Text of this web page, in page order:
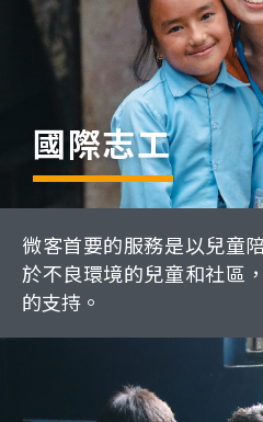
國際志工
微客首要的服務是以兒童
於不良環境的兒童和社區
的支持。